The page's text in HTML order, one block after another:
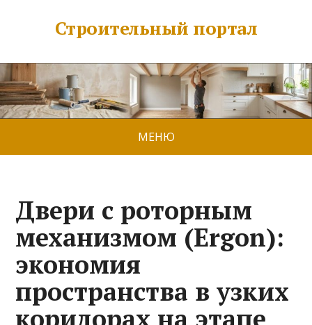
Строительный портал
МЕНЮ
Двери с роторным
механизмом (Ergon):
экономия
пространства в узких
коридорах на этапе